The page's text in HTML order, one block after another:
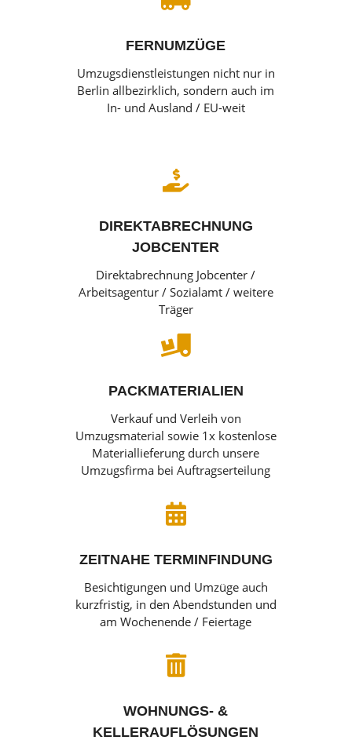
FERNUMZÜGE
Umzugsdienstleistungen nicht nur in
Berlin allbezirklich, sondern auch im
In- und Ausland / EU-weit

DIREKTABRECHNUNG
JOBCENTER
Direktabrechnung Jobcenter /
Arbeitsagentur / Sozialamt / weitere
Träger

PACKMATERIALIEN
Verkauf und Verleih von
Umzugsmaterial sowie 1x kostenlose
Materiallieferung durch unsere
Umzugsfirma bei Auftragserteilung

ZEITNAHE TERMINFINDUNG
Besichtigungen und Umzüge auch
kurzfristig, in den Abendstunden und
am Wochenende / Feiertage

WOHNUNGS- &
KELLERAUFLÖSUNGEN